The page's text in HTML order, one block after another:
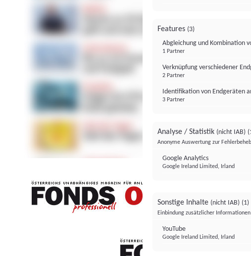
FONDS
Features (3)
Abgleichung und Kombination
1 Partner
Verknüpfung verschiedener
2 Partner
Identifikation von Endgeräten
3 Partner
Analyse / Statistik (nicht IAB)
Anonyme Auswertung zur
Google Analytics
Google Ireland Limited, Irland
Sonstige Inhalte (nicht IAB) (1)
Einbindung zusätzlicher Informationen
YouTube
Google Ireland Limited, Irland